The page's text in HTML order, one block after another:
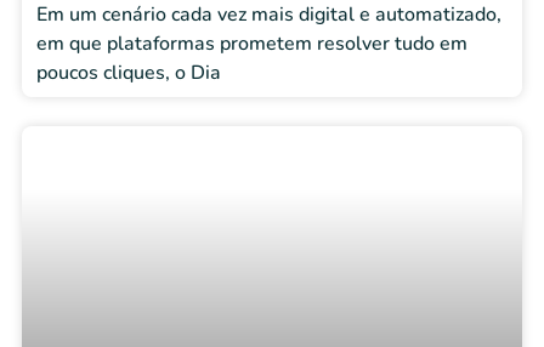
Em um cenário cada vez mais digital e automatizado,
em que plataformas prometem resolver tudo em
poucos cliques, o Dia